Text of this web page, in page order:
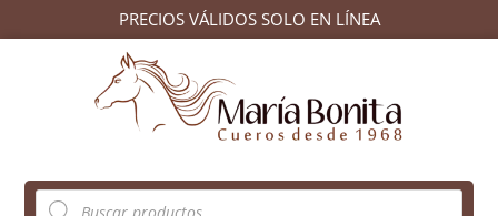
PRECIOS VÁLIDOS SOLO EN LÍNEA
Búsqueda